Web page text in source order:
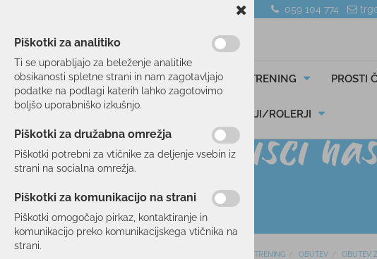
059 104 774
SMUČANJE TEK/TRENING PROSTI
DARILNI BONI SKIROJI/ROLERJI
TEK/TRENING OBUTEV OBUTEV
Piškotki za analitiko
Ti se uporabljajo za beleženje analitike
obsikanosti spletne strani in nam zagotavljajo
podatke na podlagi katerih lahko zagotovimo
boljšo uporabniško izkušnjo.
Piškotki za družabna omrežja
Piškotki potrebni za vtičnike za deljenje vsebin iz
strani na socialna omrežja.
Piškotki za komunikacijo na strani
Piškotki omogočajo pirkaz, kontaktiranje in
komunikacijo preko komunikacijskega vtičnika na
strani.